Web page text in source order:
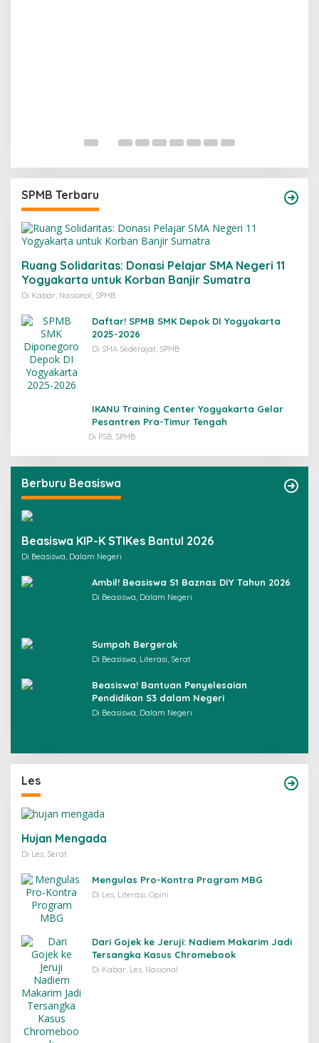
SPMB Terbaru
Ruang Solidaritas: Donasi Pelajar SMA Negeri 11
Yogyakarta untuk Korban Banjir Sumatra
Di Kabar, Nasional, SPMB
Daftar! SPMB SMK Depok DI Yogyakarta
2025-2026
Di SMA Sederajat, SPMB
IKANU Training Center Yogyakarta Gelar
Pesantren Pra-Timur Tengah
Di PSB, SPMB
Berburu Beasiswa
Beasiswa KIP-K STIKes Bantul 2026
Di Beasiswa, Dalam Negeri
Ambil! Beasiswa S1 Baznas DIY Tahun 2026
Di Beasiswa, Dalam Negeri
Sumpah Bergerak
Di Beasiswa, Literasi, Serat
Beasiswa! Bantuan Penyelesaian
Pendidikan S3 dalam Negeri
Di Beasiswa, Dalam Negeri
Les
Hujan Mengada
Di Les, Serat
Mengulas Pro-Kontra Program MBG
Di Les, Literasi, Opini
Dari Gojek ke Jeruji: Nadiem Makarim Jadi
Tersangka Kasus Chromebook
Di Kabar, Les, Nasional